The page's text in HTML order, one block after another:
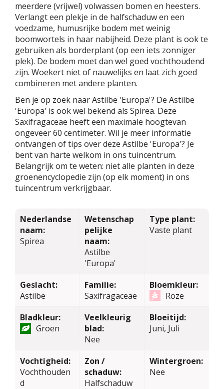
meerdere (vrijwel) volwassen bomen en heesters.
Verlangt een plekje in de halfschaduw en een
voedzame, humusrijke bodem met weinig
boomwortels in haar nabijheid. Deze plant is ook te
gebruiken als borderplant (op een iets zonniger
plek). De bodem moet dan wel goed vochthoudend
zijn. Woekert niet of nauwelijks en laat zich goed
combineren met andere planten.
Ben je op zoek naar Astilbe 'Europa'? De Astilbe
'Europa' is ook wel bekend als Spirea. Deze
Saxifragaceae heeft een maximale hoogtevan
ongeveer 60 centimeter. Wil je meer informatie
ontvangen of tips over deze Astilbe 'Europa'? Je
bent van harte welkom in ons tuincentrum.
Belangrijk om te weten: niet alle planten in deze
groenencyclopedie zijn (op elk moment) in ons
tuincentrum verkrijgbaar.
Nederlandse
naam:
Spirea
Wetenschap
pelijke
naam:
Astilbe
'Europa'
Type plant:
Vaste plant
Geslacht:
Astilbe
Familie:
Saxifragaceae
Bloemkleur:
Roze
Bladkleur:
Groen
Veelkleurig
blad:
Nee
Bloeitijd:
Juni, Juli
Vochtigheid:
Vochthouden
d
Zon /
schaduw:
Halfschaduw
Wintergroen:
Nee